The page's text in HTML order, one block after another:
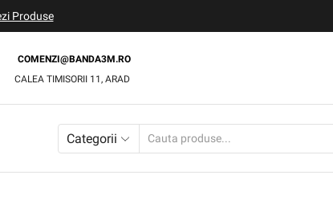
Produse
COMENZI@BANDA3M.RO
CALEA TIMISORII 11, ARAD
Categorii